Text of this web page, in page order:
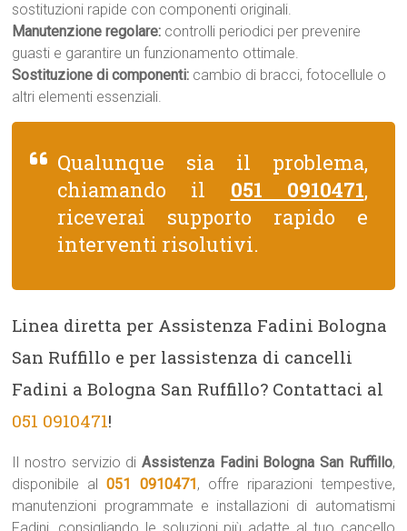
sostituzioni rapide con componenti originali.
Manutenzione regolare: controlli periodici per prevenire
guasti e garantire un funzionamento ottimale.
Sostituzione di componenti: cambio di bracci, fotocellule o
altri elementi essenziali.
Qualunque sia il problema,
chiamando il 051 0910471,
riceverai supporto rapido e
interventi risolutivi.
Linea diretta per Assistenza Fadini Bologna
San Ruffillo e per lassistenza di cancelli
Fadini a Bologna San Ruffillo? Contattaci al
051 0910471!
Il nostro servizio di Assistenza Fadini Bologna San Ruffillo,
disponibile al051 0910471, offre riparazioni tempestive,
manutenzioni programmate e installazioni di automatismi